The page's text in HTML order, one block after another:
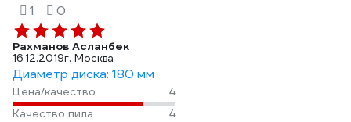
1
0
Рахманов Асланбек
16.12.2019г. Москва
Диаметр диска: 180 мм
Цена/качество
4
Качество пила
4